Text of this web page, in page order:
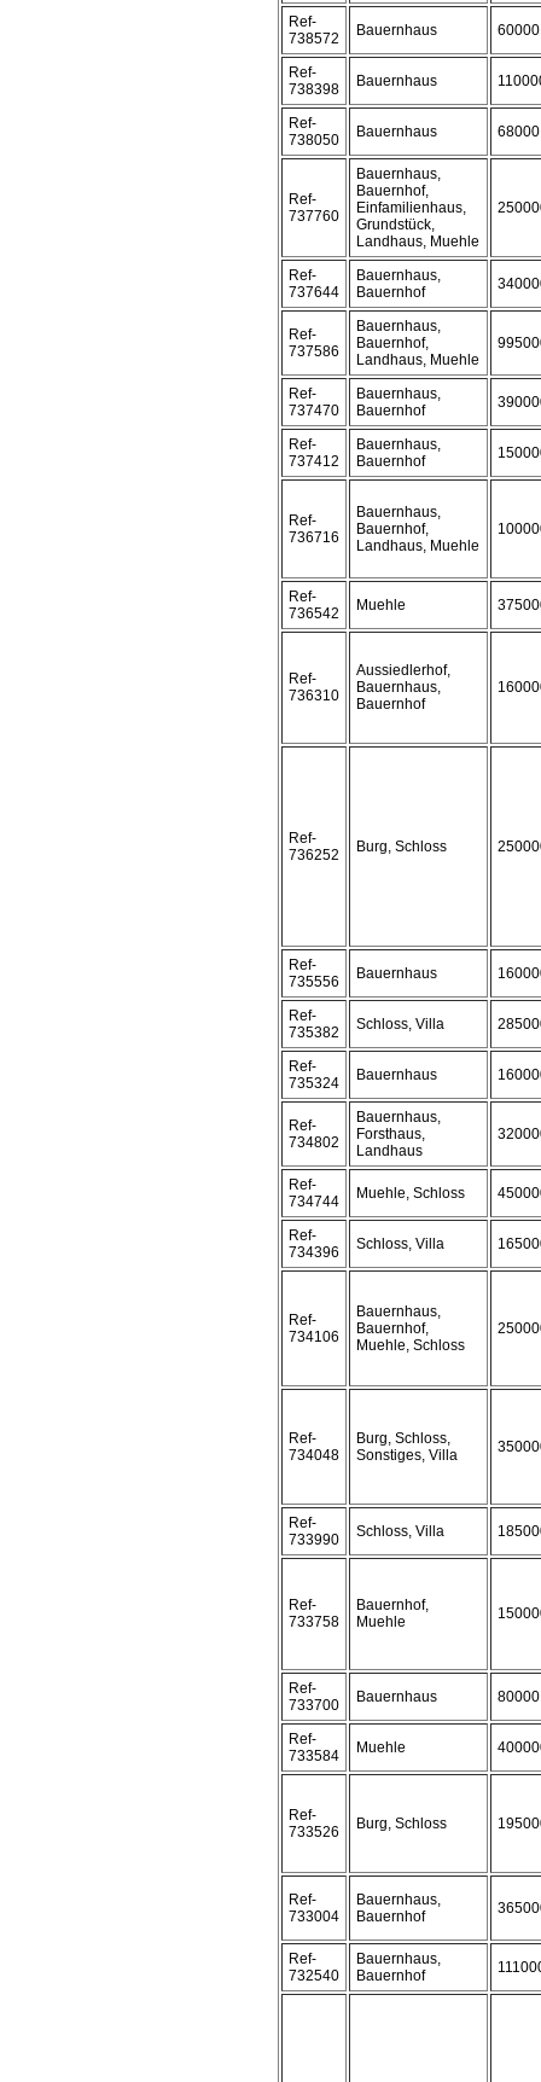
Ref-
738572
Bauernhaus 60000
Ref-
738398
Bauernhaus
Ref-
738050
Bauernhaus 68000
Ref-
737760
Bauernhaus,
Bauernhof,
Einfamilienhaus,
Grundstück,
Landhaus, Muehle
Ref-
737644
Bauernhaus,
Bauernhof
Ref-
737586
Bauernhaus,
Bauernhof,
Landhaus, Muehle
Ref-
737470
Bauernhaus,
Bauernhof
Ref-
737412
Bauernhaus,
Bauernhof
Ref-
736716
Bauernhaus,
Bauernhof,
Landhaus, Muehle
Ref-
736542
Muehle
Ref-
736310
Aussiedlerhof,
Bauernhaus,
Bauernhof
Ref-
736252
Burg, Schloss
Ref-
735556
Bauernhaus
Ref-
735382
Schloss, Villa
Ref-
735324
Bauernhaus
Ref-
734802
Bauernhaus,
Forsthaus,
Landhaus
Ref-
734744
Muehle, Schloss
Ref-
734396
Schloss, Villa
Ref-
734106
Bauernhaus,
Bauernhof,
Muehle, Schloss
Ref-
734048
Burg, Schloss,
Sonstiges, Villa
Ref-
733990
Schloss, Villa
Ref-
733758
Bauernhof,
Muehle
Ref-
733700
Bauernhaus 80000
Ref-
733584
Muehle
Ref-
733526
Burg, Schloss
Ref-
733004
Bauernhaus,
Bauernhof
Ref-
732540
Bauernhaus,
Bauernhof